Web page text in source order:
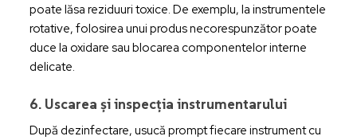
poate lăsa reziduuri toxice. De exemplu, la instrumentele
rotative, folosirea unui produs necorespunzător poate
duce la oxidare sau blocarea componentelor interne
delicate.
6. Uscarea și inspecția instrumentarului
După dezinfectare, usucă prompt fiecare instrument cu